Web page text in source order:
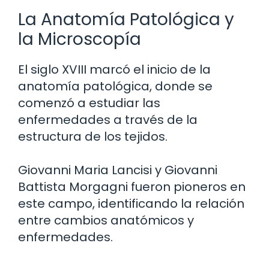
La Anatomía Patológica y
la Microscopía
El siglo XVIII marcó el inicio de la
anatomía patológica, donde se
comenzó a estudiar las
enfermedades a través de la
estructura de los tejidos.
Giovanni Maria Lancisi y Giovanni
Battista Morgagni fueron pioneros en
este campo, identificando la relación
entre cambios anatómicos y
enfermedades.